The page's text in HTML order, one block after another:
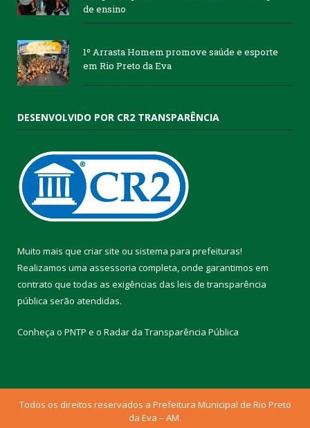
de ensino
1º Arrasta Homem promove saúde e esporte
em Rio Preto da Eva
DESENVOLVIDO POR CR2 TRANSPARÊNCIA
Muito mais que criar site ou sistema para prefeituras!
Realizamos uma assessoria completa, onde garantimos em
contrato que todas as exigências das leis de transparência
pública serão atendidas.
Conheça o PNTP e o Radar da Transparência Pública
Todos os direitos reservados a Prefeitura Municipal de Rio Preto
da Eva – AM.